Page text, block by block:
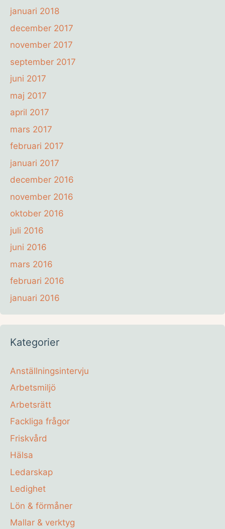
januari 2018
december 2017
november 2017
september 2017
juni 2017
maj 2017
april 2017
mars 2017
februari 2017
januari 2017
december 2016
november 2016
oktober 2016
juli 2016
juni 2016
mars 2016
februari 2016
januari 2016
Kategorier
Anställningsintervju
Arbetsmiljö
Arbetsrätt
Fackliga frågor
Friskvård
Hälsa
Ledarskap
Ledighet
Lön & förmåner
Mallar & verktyg